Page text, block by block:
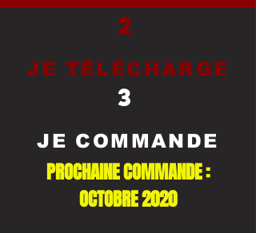
2
JE TÉLÉCHARGE
3
JE COMMANDE
PROCHAINE COMMANDE :
OCTOBRE 2020